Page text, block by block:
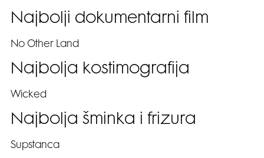
Najbolji dokumentarni film
No Other Land
Najbolja kostimografija
Wicked
Najbolja šminka i frizura
Supstanca